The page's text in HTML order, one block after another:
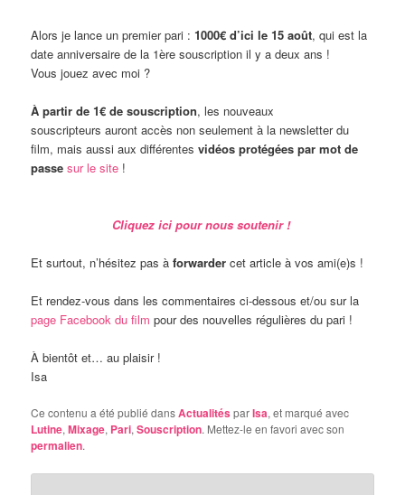
Alors je lance un premier pari :1000€ d’ici le 15 août, qui est la
date anniversaire de la 1ère souscription il y a deux ans !
Vous jouez avec moi ?
À partir de 1€ de souscription, les nouveaux
souscripteurs auront accès non seulement à la newsletter du
film, mais aussi aux différentesvidéos protégées par mot de
passe sur le site !
Cliquez ici pour nous soutenir !
Et surtout, n’hésitez pas àforwarder cet article à vos ami(e)s !
Et rendez-vous dans les commentaires ci-dessous et/ou sur la
page Facebook du film pour des nouvelles régulières du pari !
À bientôt et… au plaisir !
Isa
Ce contenu a été publié dansActualitésparIsa, et marqué avec
Lutine,Mixage, Pari,Souscription. Mettez-le en favori avec son
permalien.